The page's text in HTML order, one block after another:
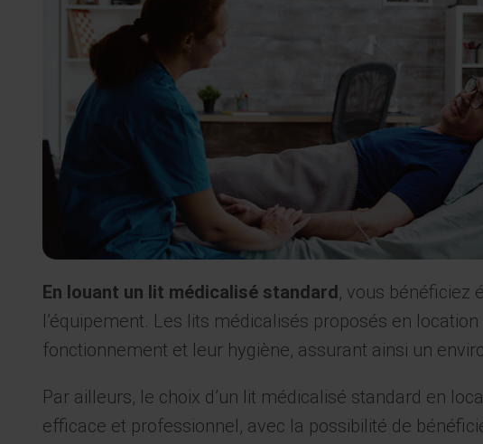
En louant un lit médicalisé standard, vous bénéficiez
l’équipement. Les lits médicalisés proposés en
fonctionnement et leur hygiène, assurant ainsi un
Par ailleurs, le choix d’un lit médicalisé standard en
efficace et professionnel, avec la possibilité de